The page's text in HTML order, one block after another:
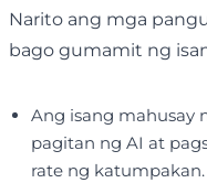
Narito ang mga
bago gumamit ng
Ang isang mahusay
pagitan ng AI at
rate ng katumpakan.